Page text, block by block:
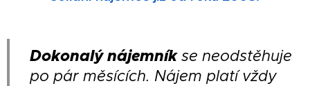
Dokonalý nájemníkse neodstěhuje
po pár měsících. Nájem platí vždy